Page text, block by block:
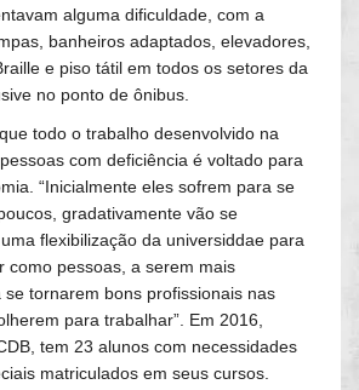
alguma dificuldade, com a
banheiros adaptados, elevadores,
e piso tátil em todos os setores da
no ponto de ônibus.
todo o trabalho desenvolvido na
com deficiência é voltado para
“Inicialmente eles sofrem para se
gradativamente vão se
flexibilização da universiddae para
como pessoas, a serem mais
se tornarem bons profissionais nas
para trabalhar”. Em 2016,
tem 23 alunos com necessidades
matriculados em seus cursos.